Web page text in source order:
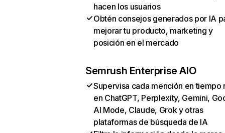
hacen los usuarios
Obtén consejos generados por IA
mejorar tu producto, marketing y
posición en el mercado
Semrush Enterprise AIO
Supervisa cada mención en tiempo
en ChatGPT, Perplexity, Gemini,
AI Mode, Claude, Grok y otras
plataformas de búsqueda de IA